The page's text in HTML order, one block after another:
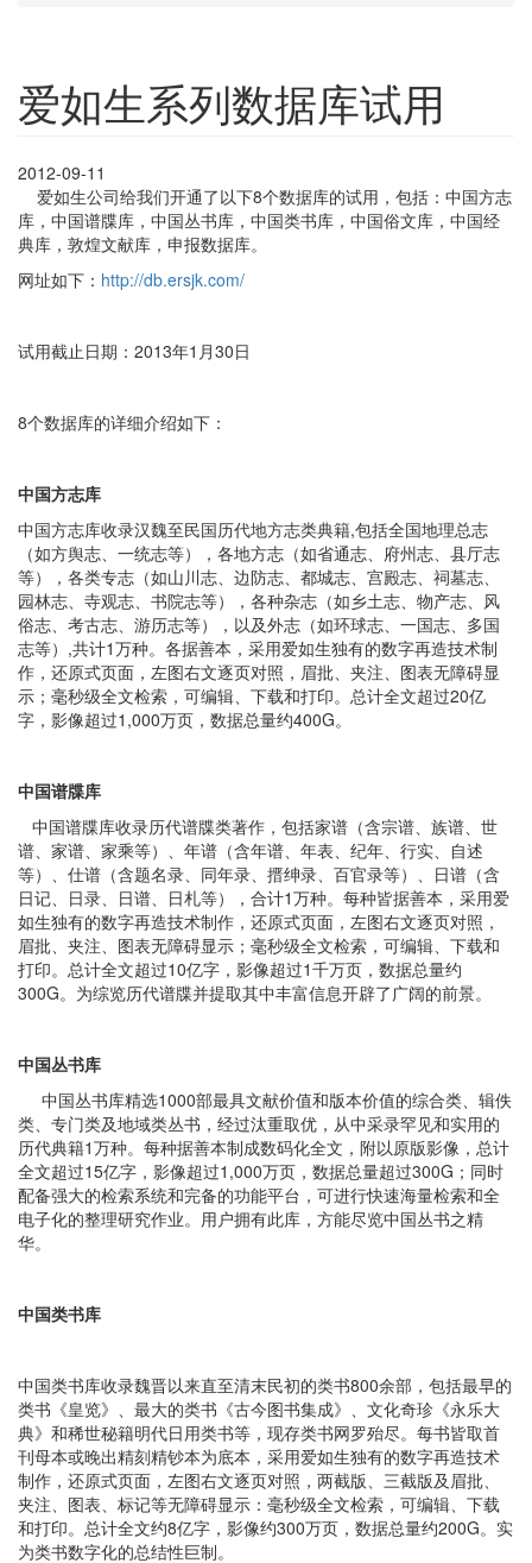
爱如生系列数据库试用
2012-09-11
爱如生公司给我们开通了以下8个数据库的试用，包括：中国方志
库，中国谱牒库，中国丛书库，中国类书库，中国俗文库，中国经
典库，敦煌文献库，申报数据库。
网址如下： http://db.ersjk.com/
试用截止日期：2013年1月30日
8个数据库的详细介绍如下：
中国方志库
中国方志库收录汉魏至民国历代地方志类典籍,包括全国地理总志
（如方舆志、一统志等），各地方志（如省通志、府州志、县厅志
等），各类专志（如山川志、边防志、都城志、宫殿志、祠墓志、
园林志、寺观志、书院志等），各种杂志（如乡土志、物产志、风
俗志、考古志、游历志等），以及外志（如环球志、一国志、多国
志等）,共计1万种。各据善本，采用爱如生独有的数字再造技术制
作，还原式页面，左图右文逐页对照，眉批、夹注、图表无障碍显
示；毫秒级全文检索，可编辑、下载和打印。总计全文超过20亿
字，影像超过1,000万页，数据总量约400G。
中国谱牒库
中国谱牒库收录历代谱牒类著作，包括家谱（含宗谱、族谱、世
谱、家谱、家乘等）、年谱（含年谱、年表、纪年、行实、自述
等）、仕谱（含题名录、同年录、搢绅录、百官录等）、日谱（含
日记、日录、日谱、日札等），合计1万种。每种皆据善本，采用爱
如生独有的数字再造技术制作，还原式页面，左图右文逐页对照，
眉批、夹注、图表无障碍显示；毫秒级全文检索，可编辑、下载和
打印。总计全文超过10亿字，影像超过1千万页，数据总量约
300G。为综览历代谱牒并提取其中丰富信息开辟了广阔的前景。
中国丛书库
中国丛书库精选1000部最具文献价值和版本价值的综合类、辑佚
类、专门类及地域类丛书，经过汰重取优，从中采录罕见和实用的
历代典籍1万种。每种据善本制成数码化全文，附以原版影像，总计
全文超过15亿字，影像超过1,000万页，数据总量超过300G；同时
配备强大的检索系统和完备的功能平台，可进行快速海量检索和全
电子化的整理研究作业。用户拥有此库，方能尽览中国丛书之精
华。
中国类书库
中国类书库收录魏晋以来直至清末民初的类书800余部，包括最早的
类书《皇览》、最大的类书《古今图书集成》、文化奇珍《永乐大
典》和稀世秘籍明代日用类书等，现存类书网罗殆尽。每书皆取首
刊母本或晚出精刻精钞本为底本，采用爱如生独有的数字再造技术
制作，还原式页面，左图右文逐页对照，两截版、三截版及眉批、
夹注、图表、标记等无障碍显示：毫秒级全文检索，可编辑、下载
和打印。总计全文约8亿字，影像约300万页，数据总量约200G。实
为类书数字化的总结性巨制。